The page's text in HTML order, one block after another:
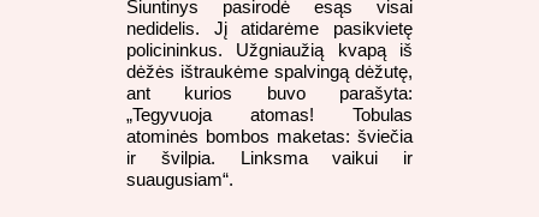
Siuntinys pasirodė esąs visai
nedidelis. Jį atidarėme pasikvietę
policininkus. Užgniaužią kvapą iš
dėžės ištraukėme spalvingą dėžutę,
ant kurios buvo parašyta:
„Tegyvuoja atomas! Tobulas
atominės bombos maketas: šviečia
ir švilpia. Linksma vaikui ir
suaugusiam“.